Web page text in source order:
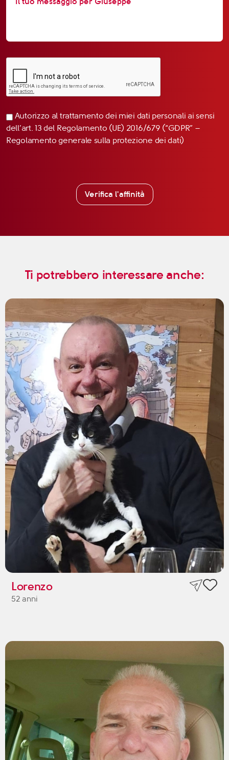
Autorizzo al trattamento dei miei dati personali ai sensi
dell’art. 13 del Regolamento (UE) 2016/679 (“GDPR” –
Regolamento generale sulla protezione dei dati)
Verifica l'affinità
Ti potrebbero interessare anche:
Lorenzo
52 anni